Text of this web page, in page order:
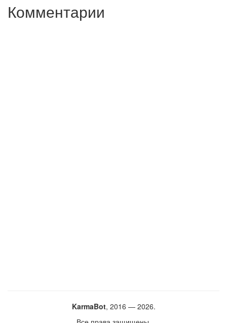
Комментарии
KarmaBot, 2016 — 2026.